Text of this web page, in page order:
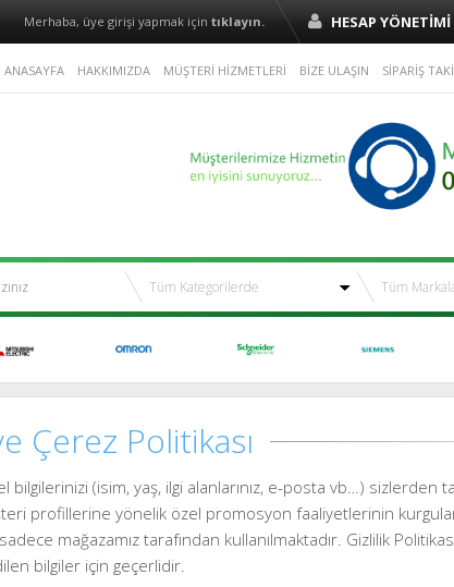
HESAP YÖNETİMİ
Merhaba, üye girişi yapmak için tıklayın.
ANASAYFA HAKKIMIZDA MÜŞTERİ HİZMETLERİ BİZE ULAŞIN SİPARİŞ
Çerez Politikası
(isim, yaş, ilgi alanlarınız, e-posta vb…) sizlerden
profillerine yönelik özel promosyon faaliyetlerinin
mağazamız tarafından kullanılmaktadır. Gizlilik
bilgiler için geçerlidir.